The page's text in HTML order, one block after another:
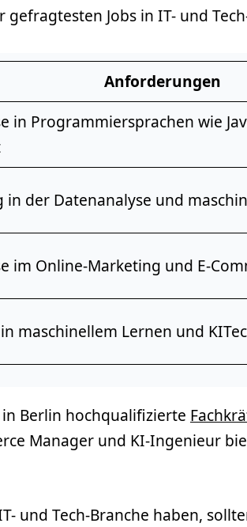
Jobs in IT- und
Anforderungen
in Programmiersprachen wie
in der Datenanalyse und
im Online-Marketing und E-
maschinellem Lernen und KI
in Berlin hochqualifizierte
Manager und KI-Ingenieur
und Tech-Branche haben,